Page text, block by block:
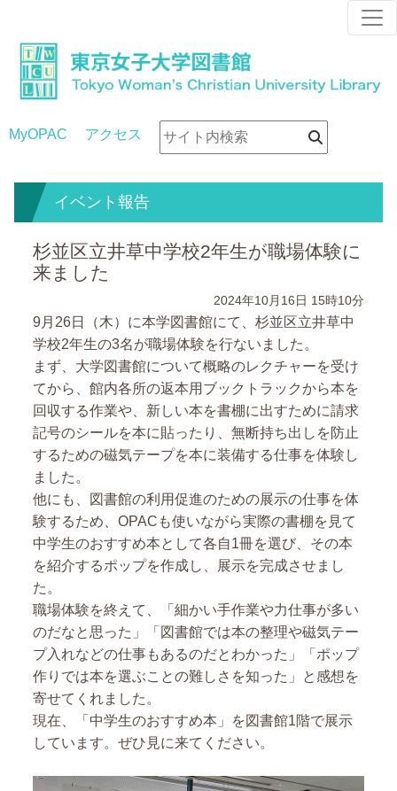
MyOPAC アクセス
イベント報告
杉並区立井草中学校2年生が職場体験に
来ました
2024年10月16日 15時10分
9 月 26日（木）に本学図書館にて、杉並区立井草中
学校2年生の3名が職場体験を行ないました。
まず、大学図書館について概略のレクチャーを受け
てから、館内各所の返本用ブックトラックから本を
回収する作業や、新しい本を書棚に出すために請求
記号のシールを本に貼ったり、無断持ち出しを防止
するための磁気テープを本に装備する仕事を体験し
ました。
他にも、図書館の利用促進のための展示の仕事を体
験するため、 OPAC も使いながら実際の書棚を見て
中学生のおすすめ本として各自1冊を選び、その本
を紹介するポップを作成し、展示を完成させまし
た。
職場体験を終えて、「細かい手作業や力仕事が多い
のだなと思った」「図書館では本の整理や磁気テー
プ入れなどの仕事もあるのだとわかった」「ポップ
作りでは本を選ぶことの難しさを知った」と感想を
寄せてくれました。
現在、「中学生のおすすめ本」を図書館1階で展示
しています。ぜひ見に来てください。